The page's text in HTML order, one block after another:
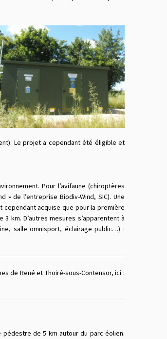
Le projet a cependant été éligible et
Pour l’avifaune (chiroptères
de l’entreprise Biodiv-Wind, SIC). Une
acquise que pour la première
km. D’autres mesures s’apparentent à
salle omnisport, éclairage public…) :
de René et Thoiré-sous-Contensor, ici :
pédestre de 5 km autour du parc éolien.